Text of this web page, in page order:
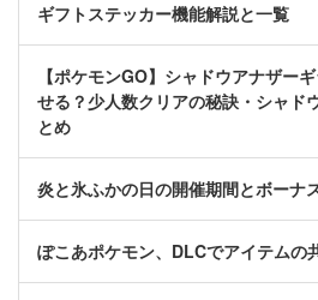
ギフトステッカー機能解説と一覧
【ポケモンGO】シャドウアナザー
せる？少人数クリアの秘訣・シャド
とめ
炎と氷ふかの日の開催期間とボーナ
ぽこあポケモン、DLCでアイテムの